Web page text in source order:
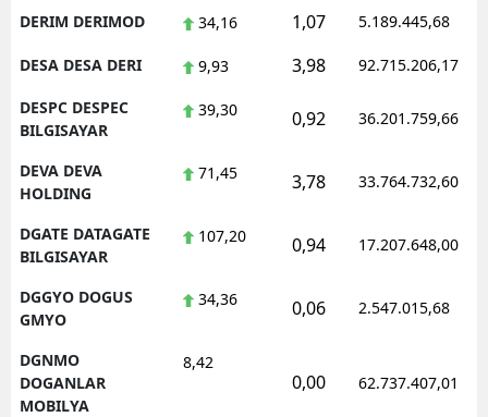
DERIM DERIMOD 34,16 1,07 5.189.445,68
DESA DESA DERI 9,93 3,98 92.715.206,17
DESPC DESPEC
BILGISAYAR
39,30 0,92 36.201.759,66
DEVA DEVA
HOLDING
71,45 3,78 33.764.732,60
DGATE DATAGATE
BILGISAYAR
107,20 0,94 17.207.648,00
DGGYO DOGUS
GMYO
34,36 0,06 2.547.015,68
DGNMO
DOGANLAR
MOBILYA
8,42
0,00 62.737.407,01